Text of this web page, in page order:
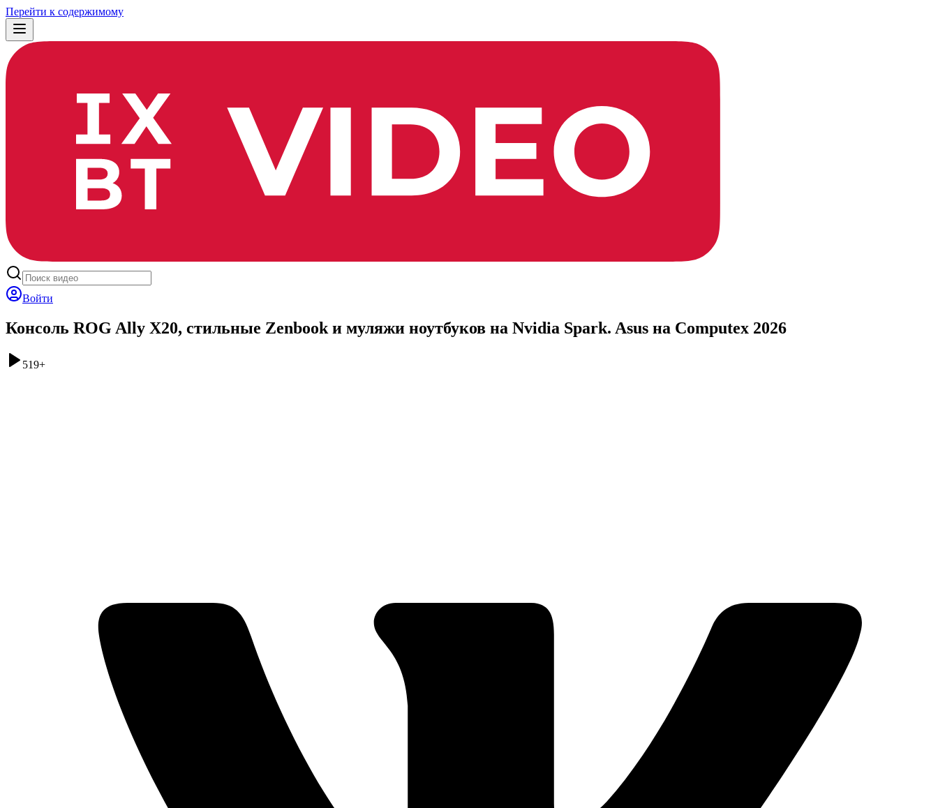
Перейти к содержимому
Войти
Консоль ROG Ally X20, стильные Zenbook и муляжи ноутбуков на Nvidia Spark. Asus на Computex 2026
519+